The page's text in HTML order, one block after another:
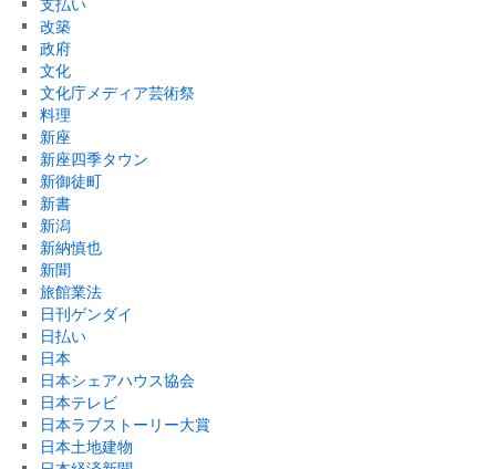
改築
政府
文化
文化庁メディア芸術祭
料理
新座
新座四季タウン
新御徒町
新書
新潟
新納慎也
新聞
旅館業法
日刊ゲンダイ
日払い
日本
日本シェアハウス協会
日本テレビ
日本ラブストーリー大賞
日本土地建物